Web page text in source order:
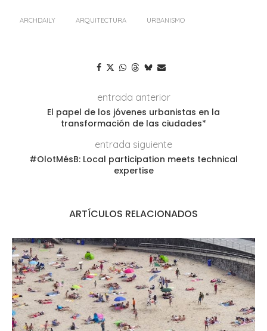
ARCHDAILY ARQUITECTURA URBANISMO
entrada anterior
El papel de los jóvenes urbanistas en la
transformación de las ciudades*
entrada siguiente
#OlotMésB: Local participation meets technical
expertise
ARTÍCULOS RELACIONADOS